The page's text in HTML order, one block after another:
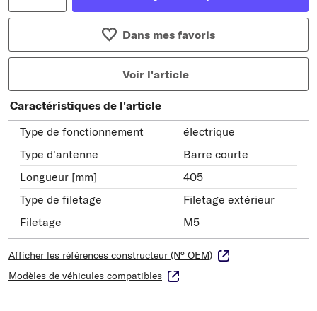
Dans mes favoris
Voir l'article
Caractéristiques de l'article
Type de fonctionnement
électrique
Type d'antenne
Barre courte
Longueur [mm]
405
Type de filetage
Filetage extérieur
Filetage
M5
Afficher les références constructeur (N° OEM)
Modèles de véhicules compatibles